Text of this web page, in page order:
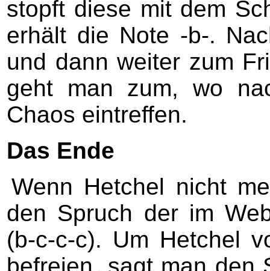
stopft diese mit dem
erhält die Note -b-.
und dann weiter zum
geht man zum, wo
Chaos eintreffen.
Das Ende
Wenn Hetchel nicht
den Spruch der im
(b-c-c-c). Um Hetchel
befreien, sagt man den